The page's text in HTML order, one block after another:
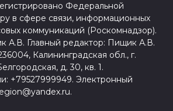
Федеральной
в сфере связи, информационных
коммуникаций (Роскомнадзор).
А.В. Главный редактор: Пищик А.В.
Калининградская обл., г.
д. 30, кв. 1.
+79527999949. Электронный